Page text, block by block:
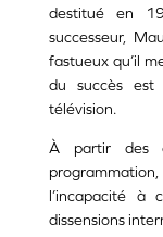
destitué en
successeur,
fastueux qu’il
du succès est
télévision.
À partir des
l’incapacité à
dissensions